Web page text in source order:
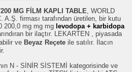
MG FİLM KAPLI TABLE, WORLD
A.Ş. firması tarafından üretilen, bir kutu
200,0 mg mg mg levodopa + karbidopa
bir ilaçtır. LEKARTEN , piyasada
ve Beyaz Reçete ile satılır. İlacın
N - SİNİR SİSTEMİ kategorisinde ve